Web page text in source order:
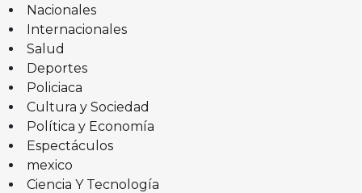
Nacionales
Internacionales
Salud
Deportes
Policiaca
Cultura y Sociedad
Política y Economía
Espectáculos
mexico
Ciencia Y Tecnología